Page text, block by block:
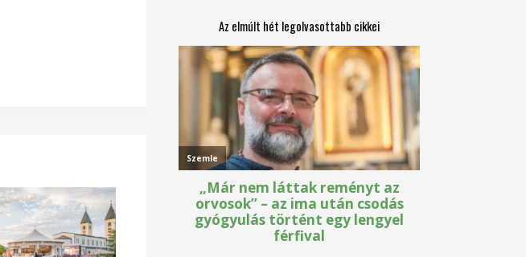
Az elmúlt hét legolvasottabb cikkei